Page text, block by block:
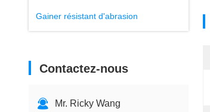
Gainer résistant d'abrasion
Contactez-nous
Mr. Ricky Wang